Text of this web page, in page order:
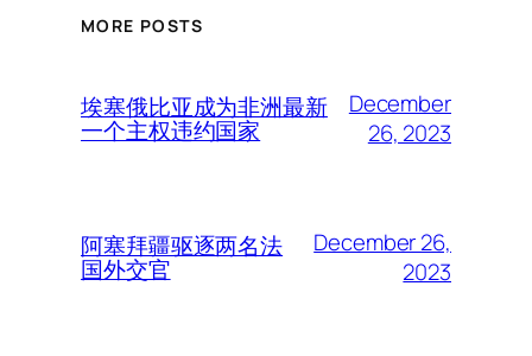
MORE POSTS
埃塞俄比亚成为非洲最新
一个主权违约国家
December
26, 2023
阿塞拜疆驱逐两名法
国外交官
December 26,
2023